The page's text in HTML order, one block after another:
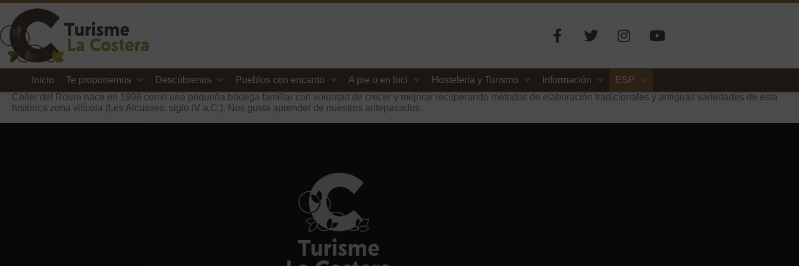
Inicio Te proponemos Descúbrenos Pueblos con encanto A pie o en bici Hostelería y Turismo Información
ESP
Celler del Roure nace en 1996 como una pequeña bodega familiar con voluntad de crecer y mejorar recuperando métodos de elaboración tradicionales y antiguas variedades de esta
histórica zona vitícola (Les Alcusses. siglo IV a.C.). Nos gusta aprender de nuestros antepasados.